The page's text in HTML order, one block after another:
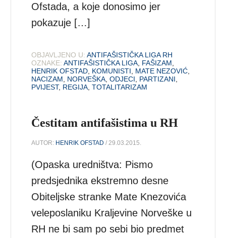
Ofstada, a koje donosimo jer
pokazuje […]
OBJAVLJENO U: ANTIFAŠISTIČKA LIGA RH
OZNAKE: ANTIFAŠISTIČKA LIGA FAŠIZAM
HENRIK OFSTAD KOMUNISTI MATE NEZOVIĆ
NACIZAM
NORVEŠKA ,ODJECI PARTIZANI
PVIJEST, REGIJA ,TOTALITARIZAM
Čestitam antifašistima u RH
AUTOR: HENRIK OFSTAD / 29.03.2015.
(Opaska uredništva: Pismo
predsjednika ekstremno desne
Obiteljske stranke Mate Knezovića
veleposlaniku Kraljevine Norveške u
RH ne bi sam po sebi bio predmet